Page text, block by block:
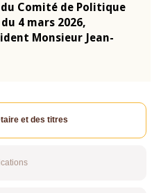
Comité de Politique
4 mars 2026,
Monsieur Jean-
et des titres